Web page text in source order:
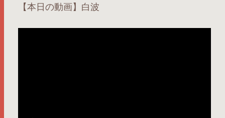
【本日の動画】白波